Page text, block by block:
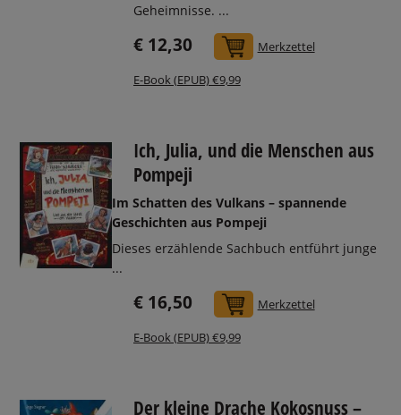
Geheimnisse. ...
€ 12,30 In den Warenkorb
Merkzettel
E-Book (EPUB) €9,99
Ich, Julia, und die Menschen aus
Pompeji
Im Schatten des Vulkans – spannende
Geschichten aus Pompeji
Dieses erzählende Sachbuch entführt junge
...
€ 16,50 In den Warenkorb
Merkzettel
E-Book (EPUB) €9,99
Der kleine Drache Kokosnuss –